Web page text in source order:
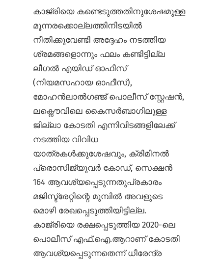
കാജ്രിയെ കണ്ടെടുത്തതിനുശേഷമുള്ള
മൂന്നരക്കൊല്ലത്തിനിടയിൽ
നീതിക്കുവേണ്ടി അദ്ദേഹം നടത്തിയ
ശ്രമങ്ങളൊന്നും ഫലം കണ്ടിട്ടില്ല
ലീഗൽ എയിഡ് ഓഫീസ്
(നിയമസഹായ ഓഫീസ്),
മോഹൻലാൽഗഞ്ജ് പൊലീസ് സ്റ്റേഷൻ,
ലക്നൌവിലെ കൈസർബാഗിലുള്ള
ജില്ലാ കോടതി എന്നിവിടങ്ങളിലേക്ക്
നടത്തിയ വിവിധ
യാത്രകൾക്കുശേഷവും, ക്രിമിനൽ
പ്രൊസിജ്യുവർ കോഡ്, സെക്ഷൻ
164 ആവശ്യപ്പെടുന്നതുപ്രകാരം
മജിസ്ട്രേറ്റിന്റെ മുമ്പിൽ അവളുടെ
മൊഴി രേഖപ്പെടുത്തിയിട്ടില്ല.
കാജ്രിയെ രക്ഷപ്പെടുത്തിയ 2020-ലെ
പൊലീസ് എഫ്.ഐ.ആറാണ് കോടതി
ആവശ്യപ്പെടുന്നതെന്ന് ധീരേന്ദ്ര